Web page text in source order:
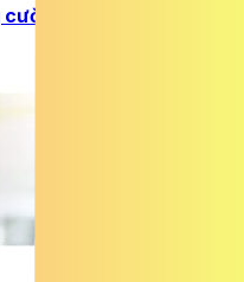
năng lượng cho